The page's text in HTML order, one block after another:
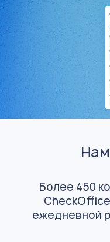
Более 450
ежедневной